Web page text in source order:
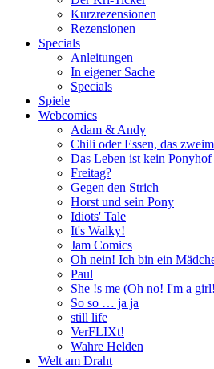
Kurzrezensionen
Rezensionen
Specials
Anleitungen
In eigener Sache
Specials
Spiele
Webcomics
Adam & Andy
Chili oder Essen, das
Das Leben ist kein Ponyhof
Freitag?
Gegen den Strich
Horst und sein Pony
Idiots' Tale
It's Walky!
Jam Comics
Oh nein! Ich bin ein
Paul
She !s me (Oh no! I'm a
So so … ja ja
still life
VerFLIXt!
Wahre Helden
Welt am Draht